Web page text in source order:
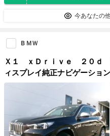
今あなたの
ＢＭＷ
Ｘ１ ｘＤｒｉｖｅ ２０ｄ
ィスプレイ純正ナビゲーショ
位カメラヘッドＵＰディスプ
ライト禁煙１オーナー認定中古